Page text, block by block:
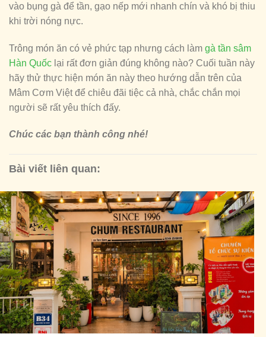
vào bụng gà để tần, gạo nếp mới nhanh chín và khó bị thiu
khi trời nóng nực.
Trông món ăn có vẻ phức tạp nhưng cách làm gà tần sâm
Hàn Quốc lại rất đơn giản đúng không nào? Cuối tuần này
hãy thử thực hiện món ăn này theo hướng dẫn trên của
Mâm Cơm Việt để chiêu đãi tiệc cả nhà, chắc chắn mọi
người sẽ rất yêu thích đấy.
Chúc các bạn thành công nhé!
Bài viết liên quan: